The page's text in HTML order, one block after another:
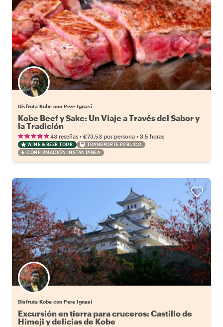
Disfruta Kobe con Pere Ignasi
Kobe Beef y Sake: Un Viaje a Través del Sabor y
la Tradición
43 reseñas • €73.53 por persona • 3.5 horas
WINE & BEER TOUR
TRANSPORTE PÚBLICO
CONFIRMACIÓN INSTANTÁNEA
Disfruta Kobe con Pere Ignasi
Excursión en tierra para cruceros: Castillo de
Himeji y delicias de Kobe